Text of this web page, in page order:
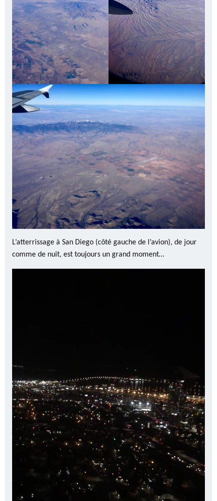
L’atterrissage à San Diego (côté gauche de l’avion), de jour
comme de nuit, est toujours un grand moment…